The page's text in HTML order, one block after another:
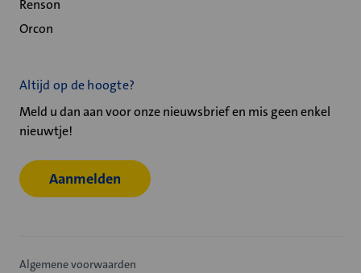
Renson
Orcon
Altijd op de hoogte?
Meld u dan aan voor onze nieuwsbrief en mis geen enkel
nieuwtje!
Aanmelden
Algemene voorwaarden